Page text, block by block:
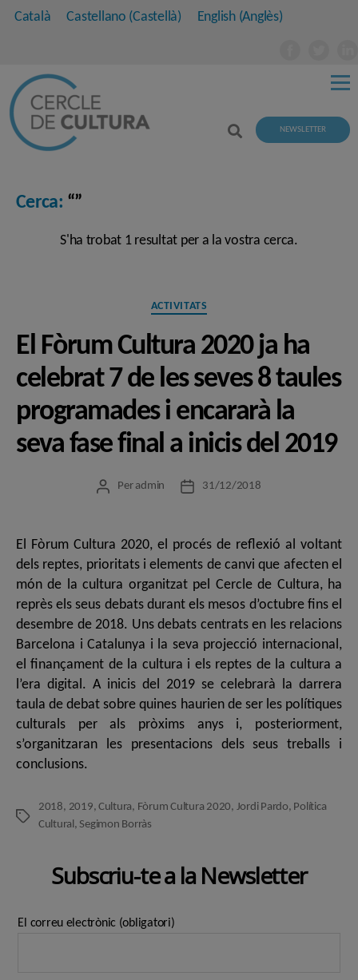
Català Castellano (Castellà) English(Anglès)
NEWSLETTER
Cerca: “”
S'ha trobat 1 resultat per a la vostra cerca.
Categories
ACTIVITATS
El Fòrum Cultura 2020 ja ha
celebrat 7 de les seves 8 taules
programades i encararà la
seva fase final a inicis del 2019
Autor
Per admin
Data31/12/2018
El Fòrum Cultura 2020, el procés de reflexió al voltant
dels reptes, prioritats i elements de canvi que afecten el
món de la cultura organitzat pel Cercle de Cultura, ha
reprès els seus debats durant els mesos d’octubre fins el
desembre de 2018. Uns debats centrats en les relacions
Barcelona i Catalunya i la seva projecció internacional,
el finançament de la cultura i els reptes de la cultura a
l’era digital. A inicis del 2019 se celebrarà la darrera
taula de debat sobre quines haurien de ser les polítiques
culturals per als pròxims anys i, posteriorment,
s’organitzaran les presentacions dels seus treballs i
conclusions.
Etiquetes
2018, 2019, Cultura, Fòrum Cultura 2020, Jordi Pardo, Política
Cultural , Segimon Borràs
Subscriu-te a la Newsletter
El correu electrònic (obligatori)